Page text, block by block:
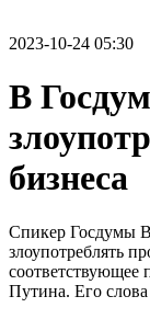
2023-10-24 05:30
В
бизнеса
Спикер Госдумы
злоупотреблять
соответствующее
Путина. Его